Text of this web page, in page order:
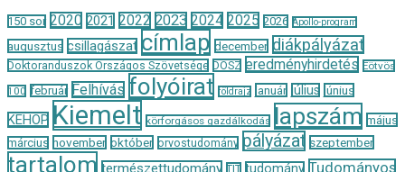
150 sor 2020 2021 2022 2023 2024 2025 2026 Apollo-program
augusztus csillagászat címlap december diákpályázat
Doktoranduszok Országos Szövetsége DOSZ eredményhirdetés Eötvös
100 február Felhívás folyóirat földrajz január július június
KEHOP Kiemelt körforgásos gazdálkodás lapszám május
március november október orvostudomány pályázat szeptember
tartalom természettudomány TIT tudomány Tudományos